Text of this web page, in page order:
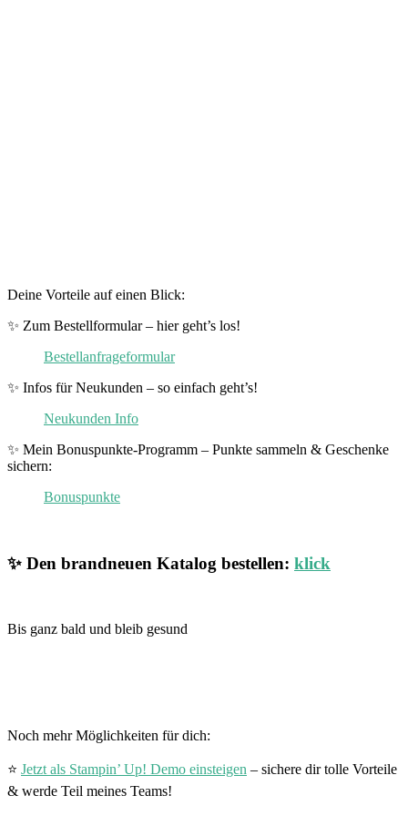
Deine Vorteile auf einen Blick:
✨ Zum Bestellformular – hier geht’s los!
Bestellanfrageformular
✨ Infos für Neukunden – so einfach geht’s!
Neukunden Info
✨ Mein Bonuspunkte-Programm – Punkte sammeln & Geschenke
sichern:
Bonuspunkte
✨ Den brandneuen Katalog bestellen: klick
Bis ganz bald und bleib gesund
Noch mehr Möglichkeiten für dich:
⭐ Jetzt als Stampin’ Up! Demo einsteigen – sichere dir tolle Vorteile
& werde Teil meines Teams!